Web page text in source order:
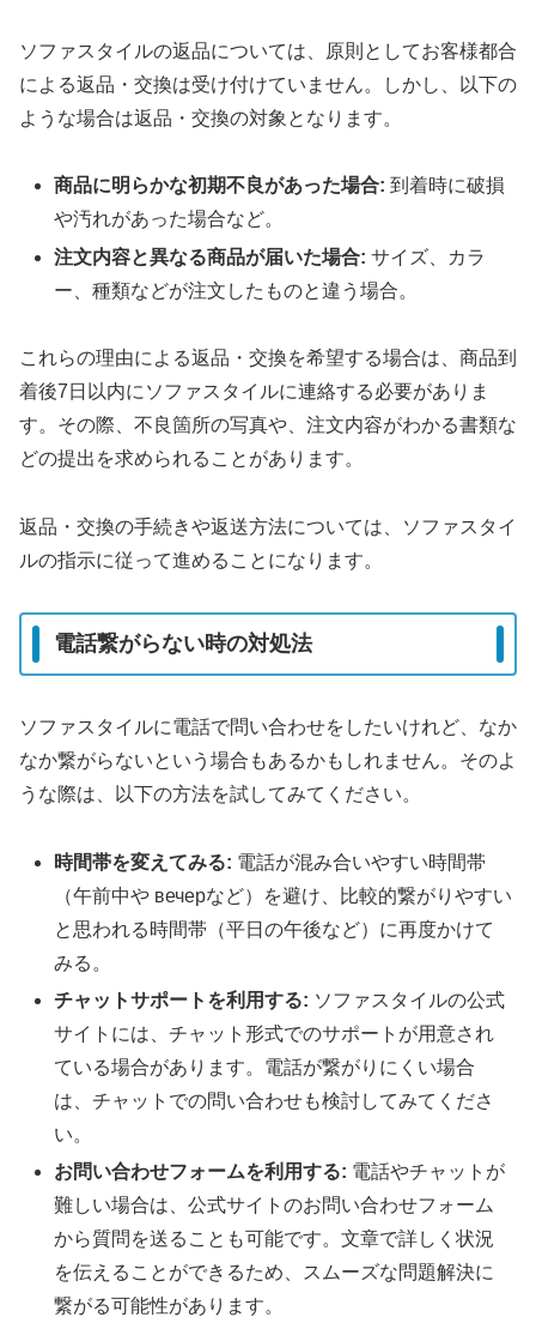
ソファスタイルの返品については、原則としてお客様都合
による返品・交換は受け付けていません。しかし、以下の
ような場合は返品・交換の対象となります。
商品に明らかな初期不良があった場合: 到着時に破損
や汚れがあった場合など。
注文内容と異なる商品が届いた場合: サイズ、カラ
ー、種類などが注文したものと違う場合。
これらの理由による返品・交換を希望する場合は、商品到
着後7日以内にソファスタイルに連絡する必要がありま
す。その際、不良箇所の写真や、注文内容がわかる書類な
どの提出を求められることがあります。
返品・交換の手続きや返送方法については、ソファスタイ
ルの指示に従って進めることになります。
電話繋がらない時の対処法
ソファスタイルに電話で問い合わせをしたいけれど、なか
なか繋がらないという場合もあるかもしれません。そのよ
うな際は、以下の方法を試してみてください。
時間帯を変えてみる: 電話が混み合いやすい時間帯
（午前中や вечерなど）を避け、比較的繋がりやすい
と思われる時間帯（平日の午後など）に再度かけて
みる。
チャットサポートを利用する: ソファスタイルの公式
サイトには、チャット形式でのサポートが用意され
ている場合があります。電話が繋がりにくい場合
は、チャットでの問い合わせも検討してみてくださ
い。
お問い合わせフォームを利用する: 電話やチャットが
難しい場合は、公式サイトのお問い合わせフォーム
から質問を送ることも可能です。文章で詳しく状況
を伝えることができるため、スムーズな問題解決に
繋がる可能性があります。